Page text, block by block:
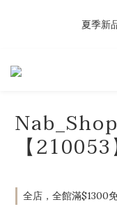
夏季新
𝗡𝗮𝗯_𝗚𝗶𝗿𝗹𝘀大量募
【210053
全店，全館滿$1300